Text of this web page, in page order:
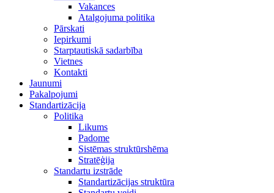
Vakances
Atalgojuma politika
Pārskati
Iepirkumi
Starptautiskā sadarbība
Vietnes
Kontakti
Jaunumi
Pakalpojumi
Standartizācija
Politika
Likums
Padome
Sistēmas struktūrshēma
Stratēģija
Standartu izstrāde
Standartizācijas struktūra